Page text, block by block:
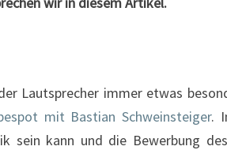
Lautsprecher immer etwas
mit Bastian Schweinsteiger.
sein kann und die Bewerbung